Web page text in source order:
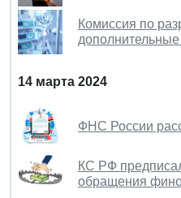
Комиссия по
14 марта 2024
ФНС России
КС РФ
обращения